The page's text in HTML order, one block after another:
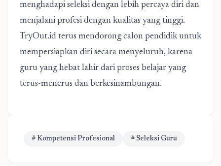
menghadapi seleksi dengan lebih percaya diri dan
menjalani profesi dengan kualitas yang tinggi.
TryOut.id terus mendorong calon pendidik untuk
mempersiapkan diri secara menyeluruh, karena
guru yang hebat lahir dari proses belajar yang
terus-menerus dan berkesinambungan.
# Kompetensi Profesional # Seleksi Guru